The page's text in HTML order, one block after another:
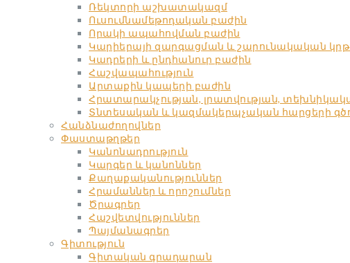
Ռեկտորի աշխատակազմ
Ուսումնամեթոդական բաժին
Որակի ապահովման բաժին
Կարիերայի զարգացման և շարունակական
Կադրերի և ընդհանուր բաժին
Հաշվապահություն
Արտաքին կապերի բաժին
Հրատարակչության, լրատվության,
Տնտեսական և կազմակերպչական հարցերի
Հանձնաժողովներ
Փաստաթղթեր
Կանոնադրություն
Կարգեր և կանոններ
Քաղաքականություններ
Հրամաններ և որոշումներ
Ծրագրեր
Հաշվետվություններ
Պայմանագրեր
Գիտություն
Գիտական գրադարան